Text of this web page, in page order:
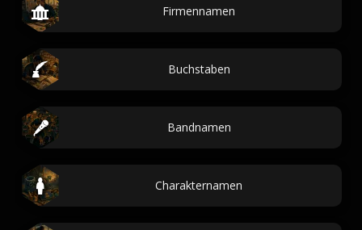
Firmennamen
Buchstaben
Bandnamen
Charakternamen